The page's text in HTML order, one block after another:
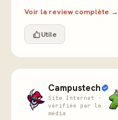
Voir la review complète →
Utile
Campustech
Site Internet ·
vérifiée par le
média